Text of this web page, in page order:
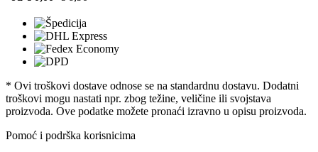
* Ovi troškovi dostave odnose se na standardnu ​​dostavu. Dodatni
troškovi mogu nastati npr. zbog težine, veličine ili svojstava
proizvoda. Ove podatke možete pronaći izravno u opisu proizvoda.
Pomoć i podrška korisnicima